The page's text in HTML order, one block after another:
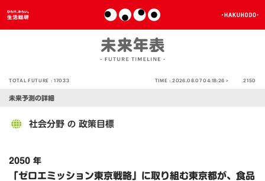
TOTAL FUTURE :17033 TIME :2026.08.07 04:18:26 > 2150
未来予測の詳細
社会分野 の 政策目標
2050 年
「ゼロエミッション東京戦略」に取り組む東京都が、食品